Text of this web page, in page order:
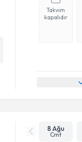
Takvim
kapalıdır
8 Ağu
Cmt